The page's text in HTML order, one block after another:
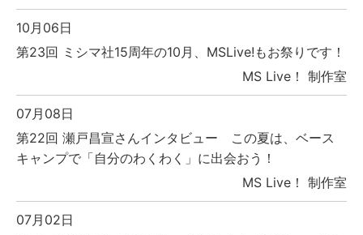
10月06日
第23回 ミシマ社15周年の10月、MSLive!もお祭りです！
MS Live！ 制作室
07月08日
第22回 瀬戸昌宣さんインタビュー この夏は、ベース
キャンプで「自分のわくわく」に出会おう！
MS Live！ 制作室
07月02日